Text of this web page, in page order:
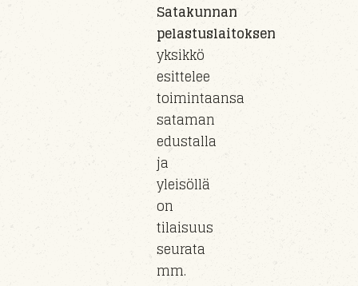
Satakunnan
pelastuslaitoksen
yksikkö
esittelee
toimintaansa
sataman
edustalla
ja
yleisöllä
on
tilaisuus
seurata
mm.